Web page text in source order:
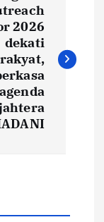
2026
dekati
rakyat,
agenda